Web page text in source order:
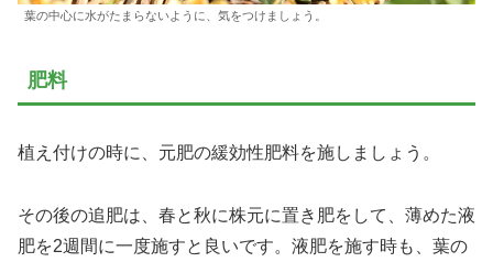
葉の中心に水がたまらないように、気をつけましょう。
肥料
植え付けの時に、元肥の緩効性肥料を施しましょう。
その後の追肥は、春と秋に株元に置き肥をして、薄めた液
肥を2週間に一度施すと良いです。液肥を施す時も、葉の